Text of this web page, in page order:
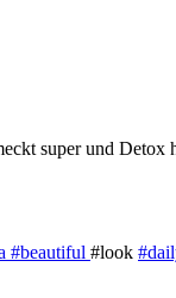
super und Detox
#beautiful #look